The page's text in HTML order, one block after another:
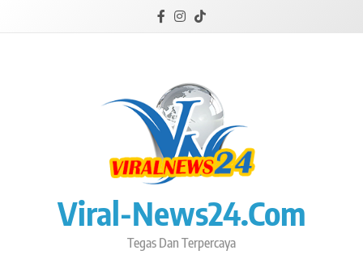
Viral-News24.com
Tegas Dan Terpercaya